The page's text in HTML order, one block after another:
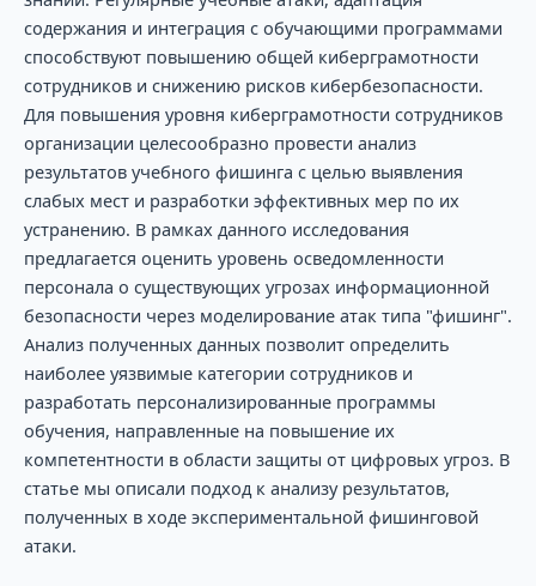
содержания и интеграция с обучающими программами
способствуют повышению общей киберграмотности
сотрудников и снижению рисков кибербезопасности.
Для повышения уровня киберграмотности сотрудников
организации целесообразно провести анализ
результатов учебного фишинга с целью выявления
слабых мест и разработки эффективных мер по их
устранению. В рамках данного исследования
предлагается оценить уровень осведомленности
персонала о существующих угрозах информационной
безопасности через моделирование атак типа "фишинг".
Анализ полученных данных позволит определить
наиболее уязвимые категории сотрудников и
разработать персонализированные программы
обучения, направленные на повышение их
компетентности в области защиты от цифровых угроз. В
статье мы описали подход к анализу результатов,
полученных в ходе экспериментальной фишинговой
атаки.